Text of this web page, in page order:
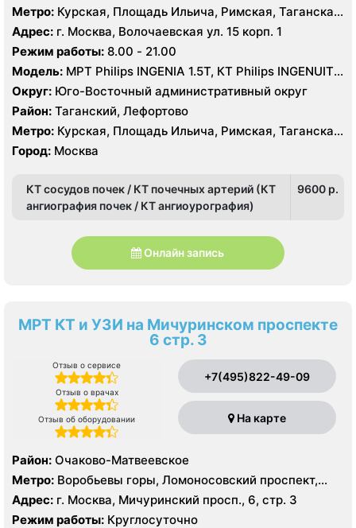
Метро: Курская, Площадь Ильича, Римская, Таганская,
Чкаловская
Адрес: г. Москва, Волочаевская ул. 15 корп. 1
Режим работы: 8.00 - 21.00
Модель: МРТ Philips INGENIA 1.5Т, КТ Philips INGENUITY
ELITE 128 срезов
Округ: Юго-Восточный административный округ
Район: Таганский, Лефортово
Метро: Курская, Площадь Ильича, Римская, Таганская,
Чкаловская
Город: Москва
КТ сосудов почек / КТ почечных артерий (КТ
ангиография почек / КТ ангиоурография)
9600 p.
Онлайн запись
МРТ КТ и УЗИ на Мичуринском проспекте
6 стр. 3
Отзыв о сервисе
Отзыв о врачах
Отзыв об оборудовании
+7(495)822-49-09
На карте
Район: Очаково-Матвеевское
Метро: Воробьевы горы, Ломоносовский проспект,
Раменки
Адрес: г. Москва, Мичуринский просп., 6, стр. 3
Режим работы: Круглосуточно